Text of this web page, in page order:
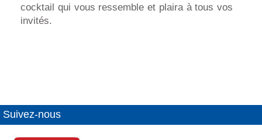
cocktail qui vous ressemble et plaira à tous vos
invités.
Suivez-nous